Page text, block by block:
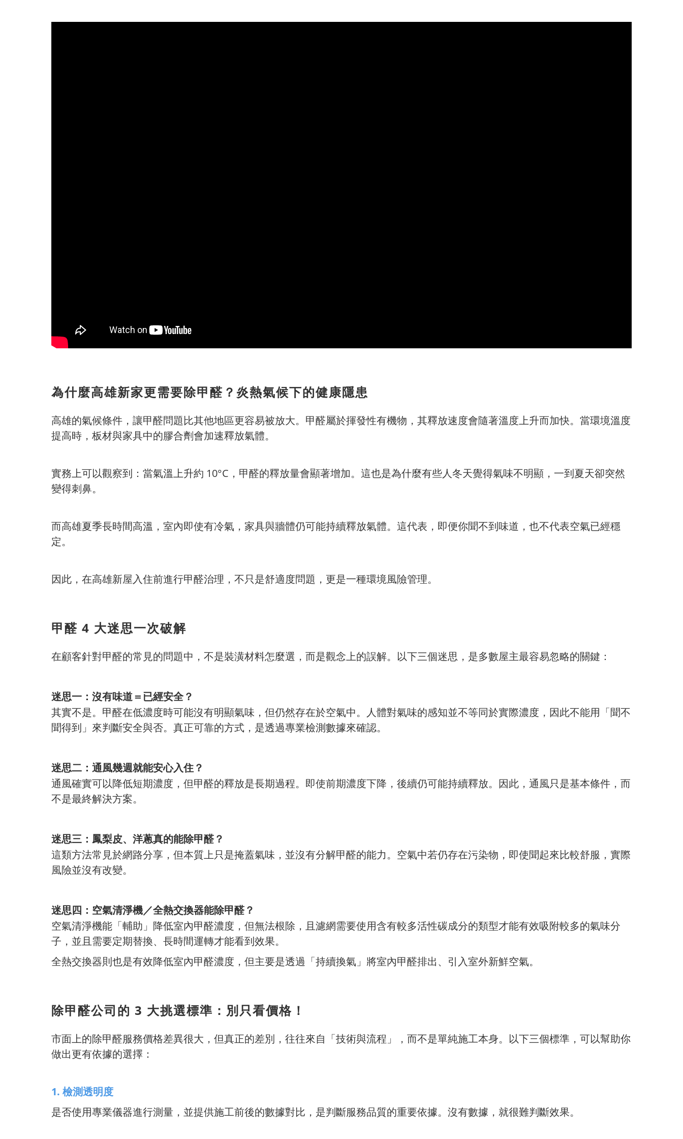
為什麼高雄新家更需要除甲醛？炎熱氣候下的健康隱患
高雄的氣候條件，讓甲醛問題比其他地區更容易被放大。甲醛屬於揮發性有機物，其釋放速度會隨著溫度上升而加快。當環境溫度
提高時，板材與家具中的膠合劑會加速釋放氣體。
實務上可以觀察到：當氣溫上升約 10°C，甲醛的釋放量會顯著增加。這也是為什麼有些人冬天覺得氣味不明顯，一到夏天卻突然
變得刺鼻。
而高雄夏季長時間高溫，室內即使有冷氣，家具與牆體仍可能持續釋放氣體。這代表，即便你聞不到味道，也不代表空氣已經穩
定。
因此，在高雄新屋入住前進行甲醛治理，不只是舒適度問題，更是一種環境風險管理。
甲醛 4 大迷思一次破解
在顧客針對甲醛的常見的問題中，不是裝潢材料怎麼選，而是觀念上的誤解。以下三個迷思，是多數屋主最容易忽略的關鍵：
迷思一：沒有味道＝已經安全？
其實不是。甲醛在低濃度時可能沒有明顯氣味，但仍然存在於空氣中。人體對氣味的感知並不等同於實際濃度，因此不能用「聞不
聞得到」來判斷安全與否。真正可靠的方式，是透過專業檢測數據來確認。
迷思二：通風幾週就能安心入住？
通風確實可以降低短期濃度，但甲醛的釋放是長期過程。即使前期濃度下降，後續仍可能持續釋放。因此，通風只是基本條件，而
不是最終解決方案。
迷思三：鳳梨皮、洋蔥真的能除甲醛？
這類方法常見於網路分享，但本質上只是掩蓋氣味，並沒有分解甲醛的能力。空氣中若仍存在污染物，即使聞起來比較舒服，實際
風險並沒有改變。
迷思四：空氣清淨機／全熱交換器能除甲醛？
空氣清淨機能「輔助」降低室內甲醛濃度，但無法根除，且濾網需要使用含有較多活性碳成分的類型才能有效吸附較多的氣味分
子，並且需要定期替換、長時間運轉才能看到效果。
全熱交換器則也是有效降低室內甲醛濃度，但主要是透過「持續換氣」將室內甲醛排出、引入室外新鮮空氣。
除甲醛公司的 3 大挑選標準：別只看價格！
市面上的除甲醛服務價格差異很大，但真正的差別，往往來自「技術與流程」，而不是單純施工本身。以下三個標準，可以幫助你
做出更有依據的選擇：
1. 檢測透明度
是否使用專業儀器進行測量，並提供施工前後的數據對比，是判斷服務品質的重要依據。沒有數據，就很難判斷效果。